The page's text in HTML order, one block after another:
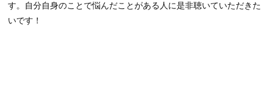
す。自分自身のことで悩んだことがある人に是非聴いていただきた
いです！